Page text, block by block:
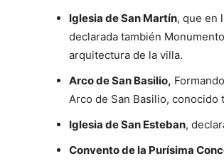
Iglesia de San Martín, que en
declarada también
arquitectura de la villa.
Arco de San Basilio,
Arco de San Basilio,
Iglesia de San Esteban,
Convento de la Purísima